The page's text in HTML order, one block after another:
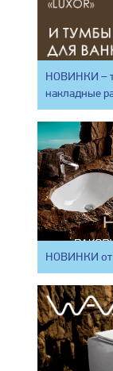
НОВИНКИ –
накладные
НОВИНКИ от